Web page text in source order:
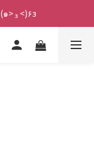
加入會員，現領 50 元購物金 ε٩(๑> ₃ <)۶з
加入會員，現領 50 元購物金 ε٩(๑> ₃ <)۶з